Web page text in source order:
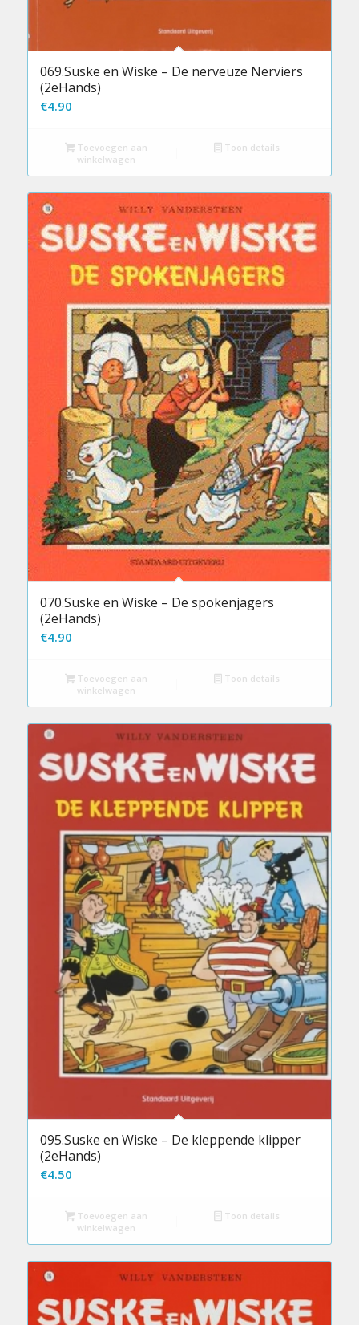
069.Suske en Wiske – De nerveuze Nerviërs
(2eHands)
€4.90
Toevoegen aan
winkelwagen
Toon details
070.Suske en Wiske – De spokenjagers
(2eHands)
€4.90
Toevoegen aan
winkelwagen
Toon details
095.Suske en Wiske – De kleppende klipper
(2eHands)
€4.50
Toevoegen aan
winkelwagen
Toon details